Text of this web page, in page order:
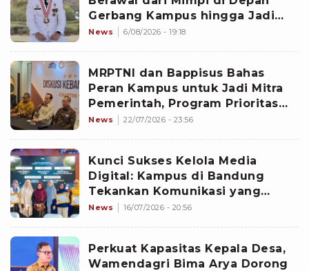
Gerbang Kampus hingga Jadi
Lulusan Terbaik IPDN
News 6/08/2026 - 19:18
MRPTNI dan Bappisus Bahas
Peran Kampus untuk Jadi Mitra
Pemerintah, Program Prioritas
Butuh Dukungan Data dan Riset
News 22/07/2026 - 23:56
Kunci Sukses Kelola Media
Digital: Kampus di Bandung
Tekankan Komunikasi yang
Adaptif dan Berdampak
News 16/07/2026 - 20:56
Perkuat Kapasitas Kepala Desa,
Wamendagri Bima Arya Dorong